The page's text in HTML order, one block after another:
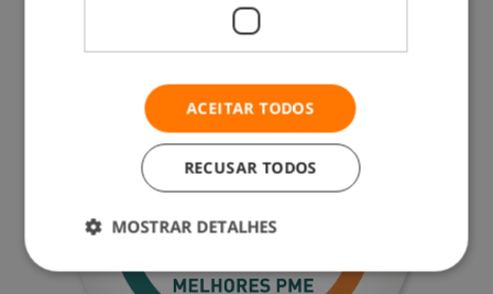
ACEITAR TODOS
RECUSAR TODOS
MOSTRAR DETALHES